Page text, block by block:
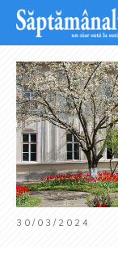
30/03/2024